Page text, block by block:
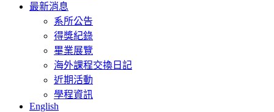
最新消息
系所公告
得獎紀錄
畢業展覽
海外課程交換日記
近期活動
學程資訊
English